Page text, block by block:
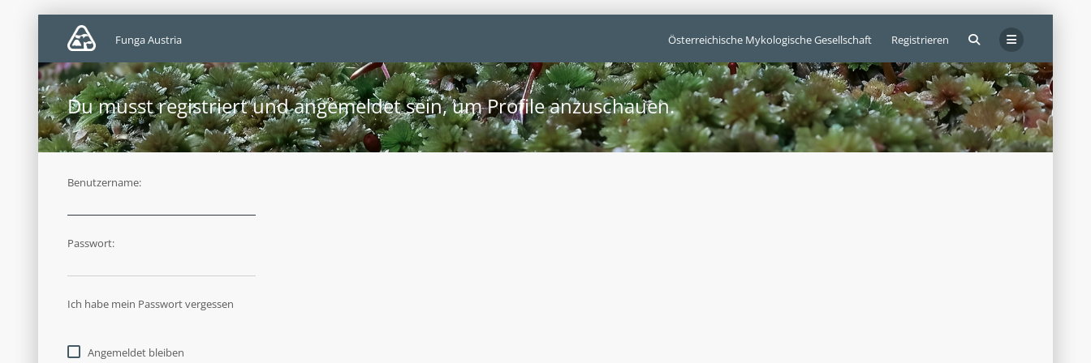
Österreichische Mykologische Gesellschaft Registrieren
Funga Austria
Du musst registriert und angemeldet sein, um Profile anzuschauen.
Benutzername:
Passwort:
Ich habe mein Passwort vergessen
Angemeldet bleiben